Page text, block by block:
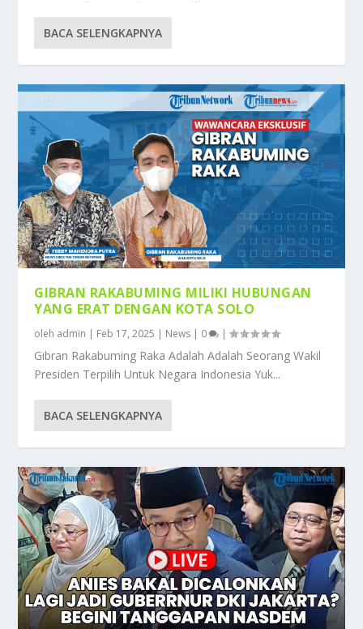
BACA SELENGKAPNYA
GIBRAN RAKABUMING MILIKI HUBUNGAN
YANG ERAT DENGAN KOTA SOLO
oleh admin | Feb 17, 2025 | News | 0 |
Gibran Rakabuming Raka Adalah Adalah Seorang Wakil
Presiden Terpilih Untuk Negara Indonesia Yuk...
BACA SELENGKAPNYA